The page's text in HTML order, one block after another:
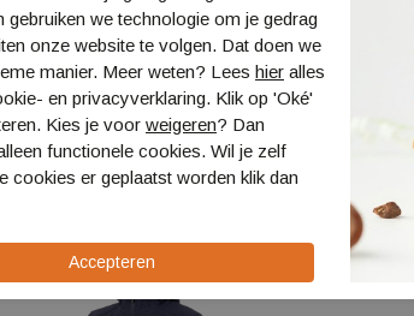
Sale
gebruiken we technologie om je gedrag
onze website te volgen. Dat doen we
manier. Meer weten? Lees hier alles
en privacyverklaring. Klik op 'Oké'
Kies je voor weigeren? Dan
functionele cookies. Wil je zelf
cookies er geplaatst worden klik dan